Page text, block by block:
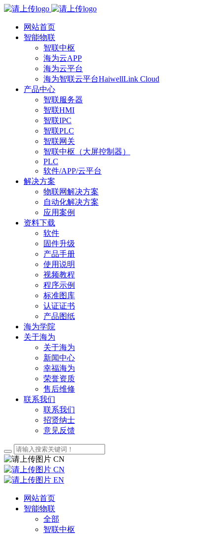
网站首页
智能物联
智联中枢
海为云APP
海为云平台
海为智联云平台HaiwellLink Cloud
产品中心
智联服务器
智联HMI
智联IPC
智联PLC
智联网关
智联中枢（大屏控制器）
PLC
软件/APP/云平台
解决方案
物联网解决方案
自动化解决方案
应用案例
资料下载
软件
固件升级
产品手册
使用说明
视频教程
程序示例
标准图库
认证证书
产品图纸
海为学院
关于海为
关于海为
新闻中心
幸福海为
荣誉资质
售后维修
联系我们
联系我们
招贤纳士
意见反馈
CN
CN
EN
网站首页
智能物联
全部
智联中枢